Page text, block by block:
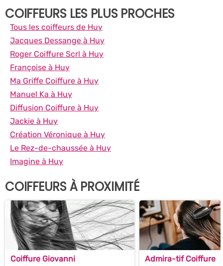
COIFFEURS LES PLUS PROCHES
Tous les coiffeurs de Huy
Jacques Dessange à Huy
Roger Coiffure Scrl à Huy
Françoise à Huy
Ma Griffe Coiffure à Huy
Manuel Ka à Huy
Diffusion Coiffure à Huy
Jackie à Huy
Création Véronique à Huy
Le Rez-de-chaussée à Huy
Imagine à Huy
COIFFEURS À PROXIMITÉ
Coiffure Giovanni Admira-tif Coiffure